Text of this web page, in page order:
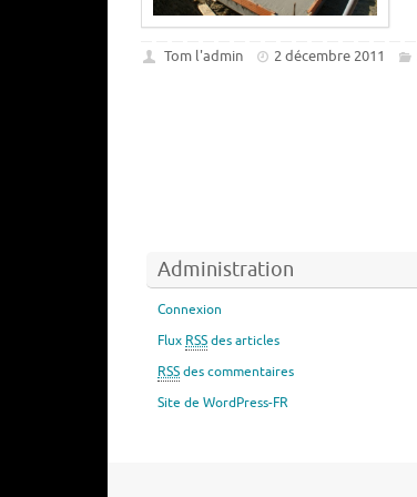
Tom l'admin 2 décembre 2011
Administration
Connexion
Flux RSSdes articles
RSSdes commentaires
Site de WordPress-FR